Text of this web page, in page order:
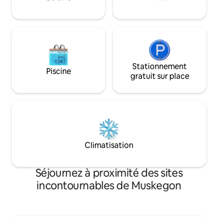
profitant d'une vue paisiblement boisée
exigeants.
Piscine
Stationnement
gratuit sur place
Climatisation
Séjournez à proximité des sites
incontournables de Muskegon